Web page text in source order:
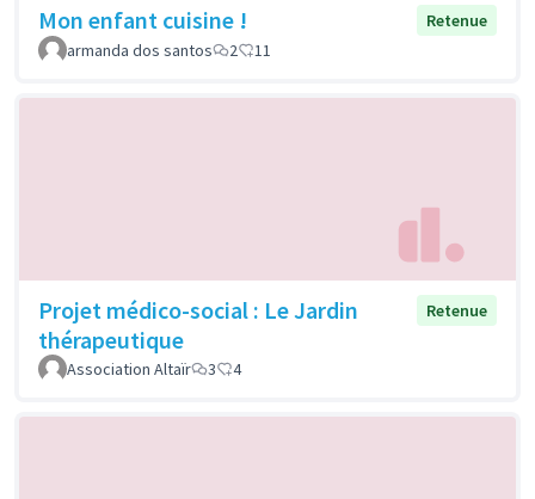
Mon enfant cuisine !
Retenue
armanda dos santos
2 11
Projet médico-social : Le Jardin
thérapeutique
Retenue
Association Altaïr 3 4